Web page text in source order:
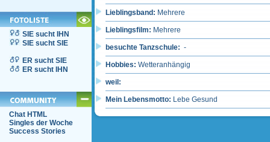
SIE sucht IHN
SIE sucht SIE
ER sucht SIE
ER sucht IHN
Chat HTML
Singles der Woche
Success Stories
Lieblingsband: Mehrere
Lieblingsfilm: Mehrere
besuchte Tanzschule: -
Hobbies: Wetteranhängig
weil:
Mein Lebensmotto: Lebe Gesund